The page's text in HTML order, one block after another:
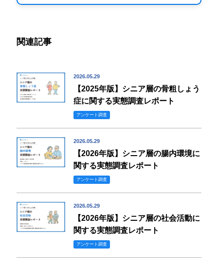
関連記事
2026.05.29
【2025年版】シニア層の骨粗しょう
症に関する実態調査レポート
アンケート調査
2026.05.29
【2026年版】シニア層の腸内環境に
関する実態調査レポート
アンケート調査
2026.05.29
【2026年版】シニア層の社会活動に
関する実態調査レポート
アンケート調査